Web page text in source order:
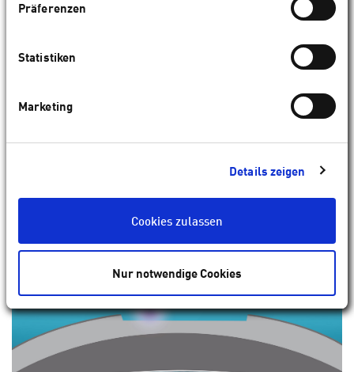
Präferenzen
Statistiken
Marketing
Details zeigen
Cookies zulassen
Nur notwendige Cookies